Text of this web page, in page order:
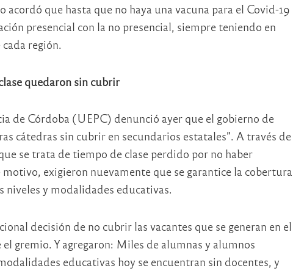
acordó que hasta que no haya una vacuna para el Covid-19
presencial con la no presencial, siempre teniendo en
región.
quedaron sin cubrir
de Córdoba (UEPC) denunció ayer que el gobierno de
cátedras sin cubrir en secundarios estatales”. A través de
se trata de tiempo de clase perdido por no haber
motivo, exigieron nuevamente que se garantice la cobertura
niveles y modalidades educativas.
decisión de no cubrir las vacantes que se generan en el
gremio. Y agregaron: Miles de alumnas y alumnos
educativas hoy se encuentran sin docentes, y